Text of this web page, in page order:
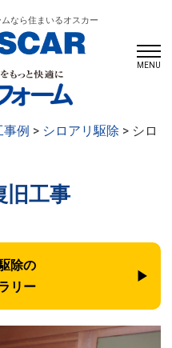
なら住まいるオスカー
MENU
事例 > シロアリ駆除 > シロ
旧工事
除の
リー